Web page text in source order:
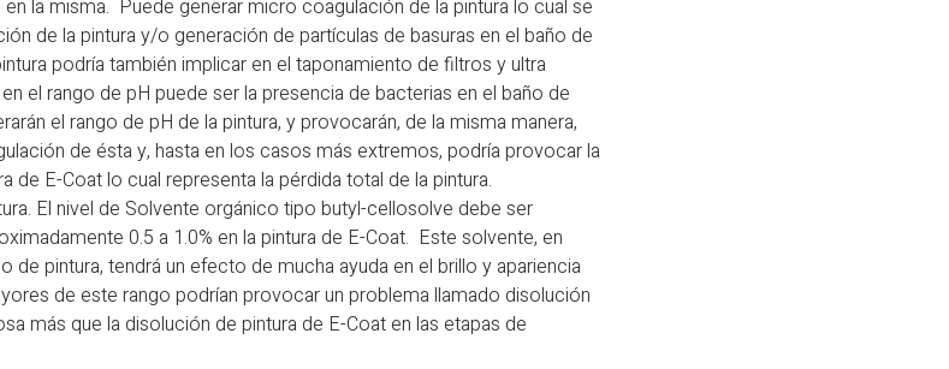
la misma. Puede generar micro coagulación de la pintura lo cual se
de la pintura y/o generación de partículas de basuras en el baño de
podría también implicar en el taponamiento de filtros y ultra
el rango de pH puede ser la presencia de bacterias en el baño de
el rango de pH de la pintura, y provocarán, de la misma manera,
de ésta y, hasta en los casos más extremos, podría provocar la
de E-Coat lo cual representa la pérdida total de la pintura.
El nivel de Solvente orgánico tipo butyl-cellosolve debe ser
0.5 a 1.0% en la pintura de E-Coat. Este solvente, en
de pintura, tendrá un efecto de mucha ayuda en el brillo y apariencia
de este rango podrían provocar un problema llamado disolución
más que la disolución de pintura de E-Coat en las etapas de